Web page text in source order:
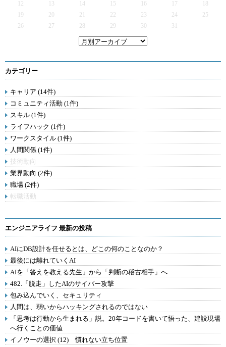
12
13 14 15 16 17
19
20 21 22 23 24
25
26
27 28 29 30 31
カテゴリー
キャリア (14件)
コミュニティ活動 (1件)
スキル (1件)
ライフハック (1件)
ワークスタイル (1件)
人間関係 (1件)
技術動向
業界動向 (2件)
職場 (2件)
転職活動
エンジニアライフ 最新の投稿
AIにDB設計を任せるとは、どこの何のことなのか？
最後には離れていくAI
AIを「答えを教える先生」から「判断の稽古相手」へ
482.「脱走」したAIのサイバー攻撃
包み込んでいく、セキュリティ
人間は、弱いからハッキングされるのではない
「思考は行動から生まれる」説。20年コードを書いて悟った、建設現場
へ行くことの価値
イノウーの選択 (12) 慣れない立ち位置